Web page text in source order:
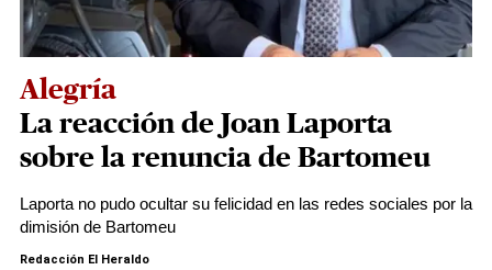
Alegría
La reacción de Joan Laporta
sobre la renuncia de Bartomeu
Laporta no pudo ocultar su felicidad en las redes sociales por la
dimisión de Bartomeu
Redacción El Heraldo